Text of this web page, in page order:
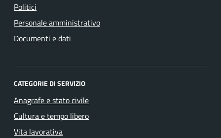
Politici
Personale amministrativo
Documenti e dati
CATEGORIE DI SERVIZIO
Anagrafe e stato civile
Cultura e tempo libero
Vita lavorativa